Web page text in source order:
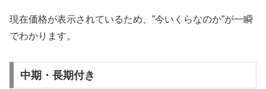
現在価格が表示されているため、”今いくらなのか”が一瞬
でわかります。
中期・長期付き